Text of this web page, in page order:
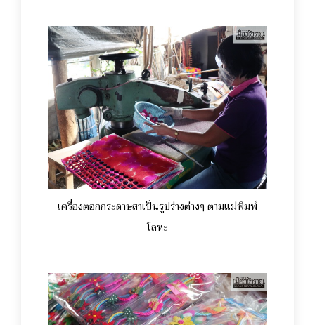
เครื่องตอกกระดาษสาเป็นรูปร่างต่างๆ ตามแม่พิมพ์
โลหะ